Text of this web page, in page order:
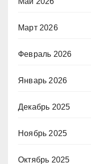
Март 2026
Февраль 2026
Январь 2026
Декабрь 2025
Ноябрь 2025
Октябрь 2025